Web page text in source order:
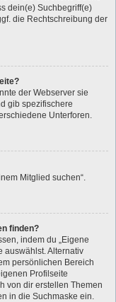
dein(e) Suchbegriff(e)
die Rechtschreibung der
der Webserver sie
gib spezifischere
Unterforen.
Mitglied suchen“.
finden?
indem du „Eigene
auswählst. Alternativ
persönlichen Bereich
Profilseite
von dir erstellen Themen
in die Suchmaske ein.